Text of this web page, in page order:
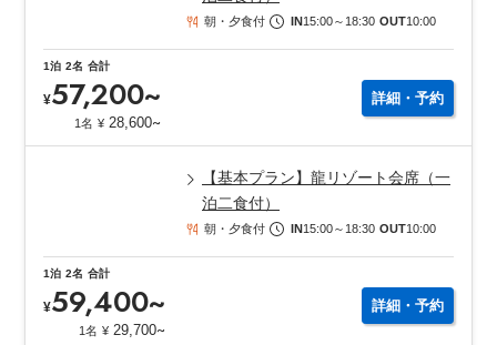
朝・夕食付 IN15:00～ 18:30 OUT10:00
1泊 2名 合計
¥57,200~
1名 ¥ 28,600~
詳細・予約
【基本プラン】龍リゾート会席（一
泊二食付）
朝・夕食付 IN15:00～ 18:30 OUT10:00
1泊 2名 合計
¥59,400~
1名 ¥ 29,700~
詳細・予約